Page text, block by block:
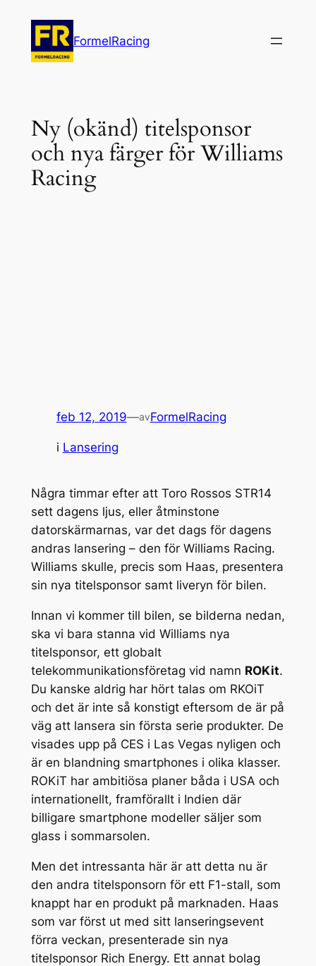
innehåll
FormelRacing
Ny (okänd) titelsponsor
och nya färger för Williams
Racing
feb 12, 2019—avFormelRacing
i Lansering
Några timmar efter att Toro Rossos STR14
sett dagens ljus, eller åtminstone
datorskärmarnas, var det dags för dagens
andras lansering – den för Williams Racing.
Williams skulle, precis som Haas, presentera
sin nya titelsponsor samt liveryn för bilen.
Innan vi kommer till bilen, se bilderna nedan,
ska vi bara stanna vid Williams nya
titelsponsor, ett globalt
telekommunikationsföretag vid namn ROKit.
Du kanske aldrig har hört talas om RKOiT
och det är inte så konstigt eftersom de är på
väg att lansera sin första serie produkter. De
visades upp på CES i Las Vegas nyligen och
är en blandning smartphones i olika klasser.
ROKiT har ambitiösa planer båda i USA och
internationellt, framförallt i Indien där
billigare smartphone modeller säljer som
glass i sommarsolen.
Men det intressanta här är att detta nu är
den andra titelsponsorn för ett F1-stall, som
knappt har en produkt på marknaden. Haas
som var först ut med sitt lanseringsevent
förra veckan, presenterade sin nya
titelsponsor Rich Energy. Ett annat bolag